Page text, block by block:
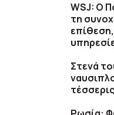
WSJ: Ο
τη
επίθεση,
Στενά